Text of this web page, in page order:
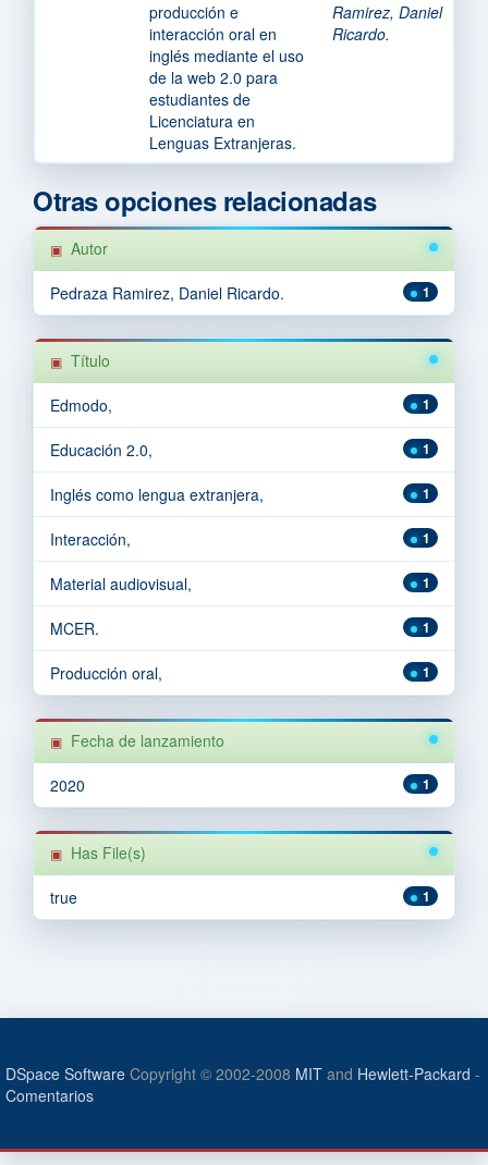
producción e
interacción oral en
inglés mediante el uso
de la web 2.0 para
estudiantes de
Licenciatura en
Lenguas Extranjeras.
Ramirez, Daniel
Ricardo.
Otras opciones relacionadas
Autor
1
Pedraza Ramirez, Daniel Ricardo.
Título
1
Edmodo,
1
Educación 2.0,
1
Inglés como lengua extranjera,
1
Interacción,
1
Material audiovisual,
1
MCER.
1
Producción oral,
Fecha de lanzamiento
1
2020
Has File(s)
1
true
DSpace Software Copyright © 2002-2008 MIT and Hewlett-Packard -
Comentarios